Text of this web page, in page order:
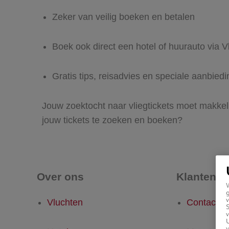
Zeker van veilig boeken en betalen
Boek ook direct een hotel of huurauto via
Gratis tips, reisadvies en speciale
Jouw zoektocht naar vliegtickets moet
jouw tickets te zoeken en boeken?
Over ons
Vluchten Contact